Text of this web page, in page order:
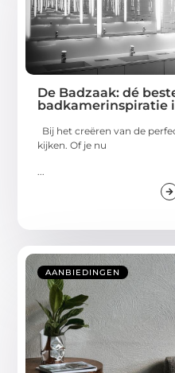
De Badzaak: dé
badkamerinspiratie
Bij het creëren van de
kijken. Of je nu
AANBIEDINGEN